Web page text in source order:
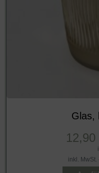
Glas,
12,90
inkl. MwSt.